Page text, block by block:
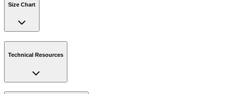
Size Chart
Technical Resources